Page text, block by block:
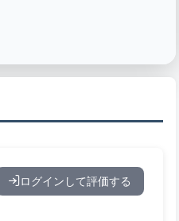
ログインして評価する